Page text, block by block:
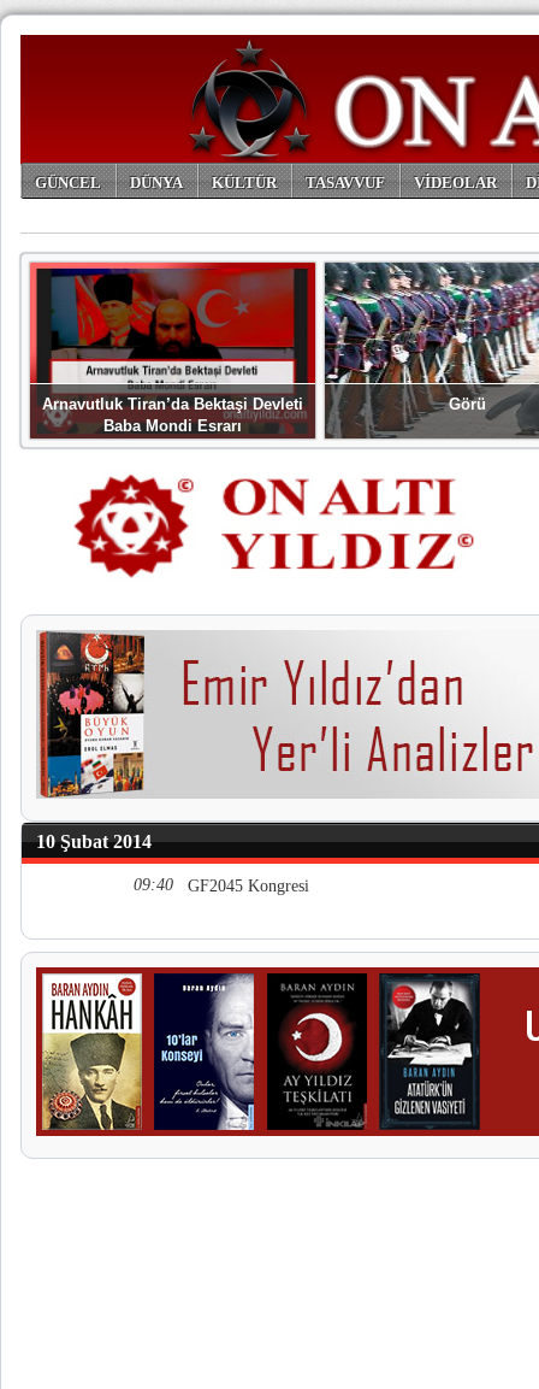
GÜNCEL DÜNYA KÜLTÜR TASAVVUF VİDEOLAR
Arnavutluk Tiran’da Bektaşi Devleti
Baba Mondi Esrarı
Görü
10 Şubat 2014
09:40 GF2045 Kongresi